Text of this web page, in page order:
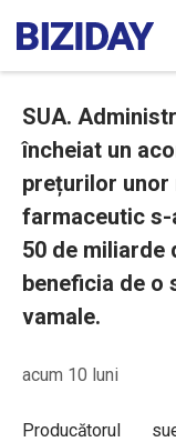
SUA.
încheiat un
prețurilor unor
farmaceutic s-
50 de miliarde
beneficia de o
vamale.
acum 10 luni
Producătorul